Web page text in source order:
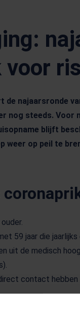
voor
de najaarsronde
nog steeds. Voor
blijft
weer op peil te
59 jaar die
uit de medisch
contact
in de doelgroep